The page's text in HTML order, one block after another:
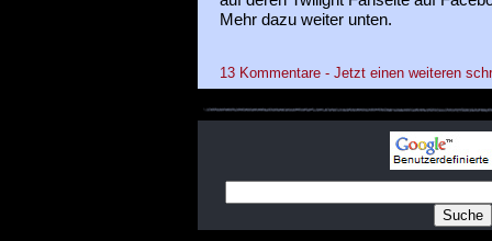
Mehr dazu weiter unten.
13 Kommentare - Jetzt einen weiteren